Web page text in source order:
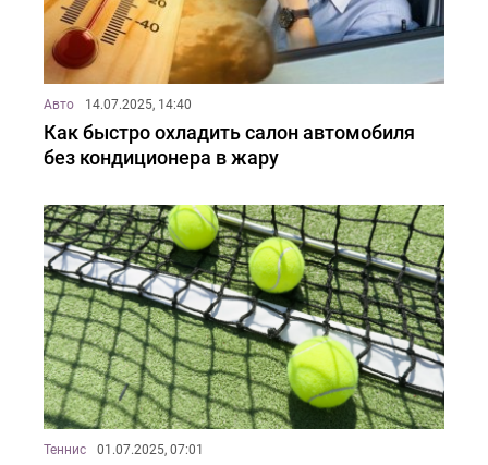
Авто 14.07.2025, 14:40
Как быстро охладить салон автомобиля
без кондиционера в жару
Теннис 01.07.2025, 07:01